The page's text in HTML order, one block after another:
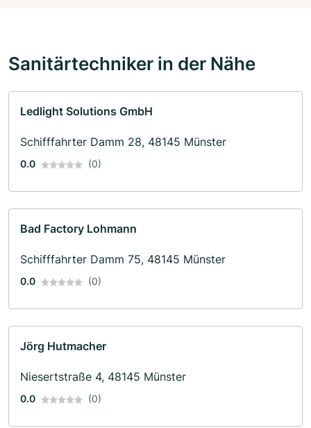
Sanitärtechniker in der Nähe
Ledlight Solutions GmbH
Schifffahrter Damm 28, 48145 Münster
0.0 (0)
Bad Factory Lohmann
Schifffahrter Damm 75, 48145 Münster
0.0 (0)
Jörg Hutmacher
Niesertstraße 4, 48145 Münster
0.0 (0)